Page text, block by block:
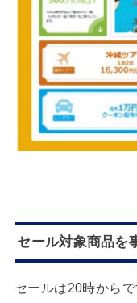
セール対象商品を
セールは20時から